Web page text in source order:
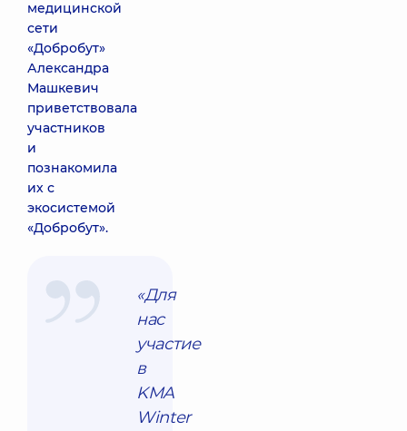
медицинской
сети
«Добробут»
Александра
Машкевич
приветствовала
участников
и
познакомила
их с
экосистемой
«Добробут».
«Для
нас
участие
в
KMA
Winter